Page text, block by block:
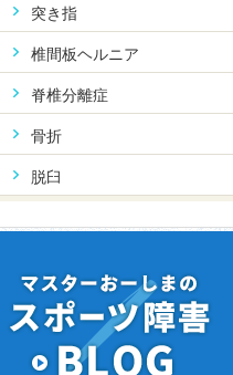
突き指
椎間板ヘルニア
脊椎分離症
骨折
脱臼